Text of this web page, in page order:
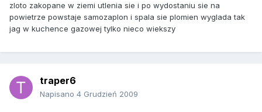
zloto zakopane w ziemi utlenia sie i po wydostaniu sie na
powietrze powstaje samozaplon i spala sie plomien wyglada tak
jag w kuchence gazowej tylko nieco wiekszy
traper6
Napisano 4 Grudzień 2009